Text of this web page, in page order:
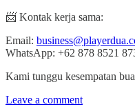
📨 Kontak kerja sama:
Email:
WhatsApp: +62 878 8521
Kami tunggu kesempatan
Leave a comment